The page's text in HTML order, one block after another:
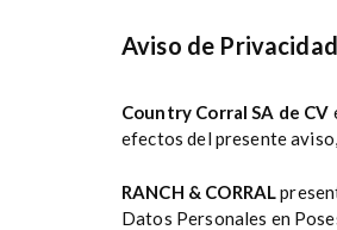
Aviso de Privacidad
Country Corral SA de CV
efectos del presente
RANCH & CORRAL
Datos Personales en